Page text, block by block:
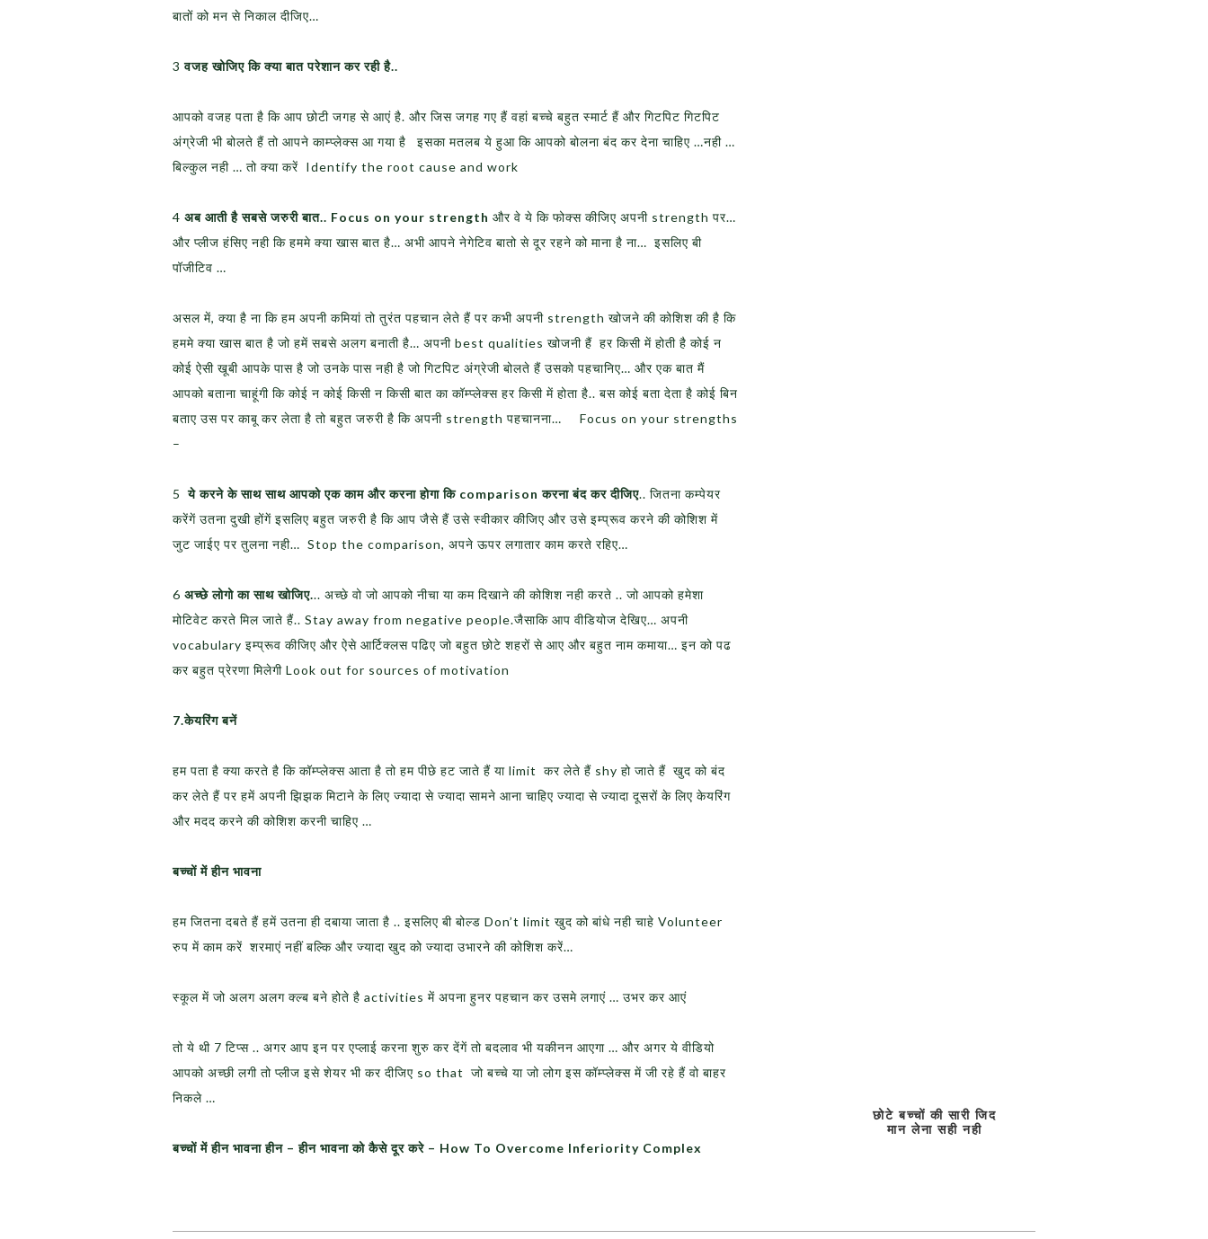
बातों को मन से निकाल दीजिए…
3वजह खोजिए कि क्या बात परेशान कर रही है..
आपको वजह पता है कि आप छोटी जगह से आएं है. और जिस जगह गए हैं वहां बच्चे बहुत स्मार्ट हैं और गिटपिट गिटपिट
अंग्रेजी भी बोलते हैं तो आपने काम्प्लेक्स आ गया है इसका मतलब ये हुआ कि आपको बोलना बंद कर देना चाहिए …नही …
बिल्कुल नही … तो क्या करें Identify the root cause and work
4 अब आती है सबसे जरुरी बात.. Focus on your strength और वे ये कि फोक्स कीजिए अपनी strength पर…
और प्लीज हंसिए नही कि हममे क्या खास बात है… अभी आपने नेगेटिव बातो से दूर रहने को माना है ना… इसलिए बी
पॉजीटिव …
असल में, क्या है ना कि हम अपनी कमियां तो तुरंत पहचान लेते हैं पर कभी अपनी strength खोजने की कोशिश की है कि
हममे क्या खास बात है जो हमें सबसे अलग बनाती है… अपनी best qualities खोजनी हैं हर किसी में होती है कोई न
कोई ऐसी खूबी आपके पास है जो उनके पास नही है जो गिटपिट अंग्रेजी बोलते हैं उसको पहचानिए… और एक बात मैं
आपको बताना चाहूंगी कि कोई न कोई किसी न किसी बात का कॉम्प्लेक्स हर किसी में होता है.. बस कोई बता देता है कोई बिन
बताए उस पर काबू कर लेता है तो बहुत जरुरी है कि अपनी strength पहचानना… Focus on your strengths
–
5ये करने के साथ साथ आपको एक काम और करना होगा कि comparison करना बंद कर दीजिए.. जितना कम्पेयर
करेंगें उतना दुखी होंगें इसलिए बहुत जरुरी है कि आप जैसे हैं उसे स्वीकार कीजिए और उसे इम्प्रूव करने की कोशिश में
जुट जाईए पर तुलना नही… Stop the comparison, अपने ऊपर लगातार काम करते रहिए…
6 अच्छे लोगो का साथ खोजिए... अच्छे वो जो आपको नीचा या कम दिखाने की कोशिश नही करते .. जो आपको हमेशा
मोटिवेट करते मिल जाते हैं.. Stay away from negative people.जैसाकि आप वीडियोज देखिए… अपनी
vocabulary इम्प्रूव कीजिए और ऐसे आर्टिक्लस पढिए जो बहुत छोटे शहरों से आए और बहुत नाम कमाया… इन को पढ
कर बहुत प्रेरणा मिलेगी Look out for sources of motivation
7.केयरिंग बनें
हम पता है क्या करते है कि कॉम्प्लेक्स आता है तो हम पीछे हट जाते हैं या limit कर लेते हैं shy हो जाते हैं खुद को बंद
कर लेते हैं पर हमें अपनी झिझक मिटाने के लिए ज्यादा से ज्यादा सामने आना चाहिए ज्यादा से ज्यादा दूसरों के लिए केयरिंग
और मदद करने की कोशिश करनी चाहिए …
बच्चों में हीन भावना
हम जितना दबते हैं हमें उतना ही दबाया जाता है .. इसलिए बी बोल्ड Don’t limit खुद को बांधे नही चाहे Volunteer
रुप में काम करें शरमाएं नहीं बल्कि और ज्यादा खुद को ज्यादा उभारने की कोशिश करें…
स्कूल में जो अलग अलग क्ल्ब बने होते है activities में अपना हुनर पहचान कर उसमे लगाएं … उभर कर आएं
तो ये थी 7 टिप्स .. अगर आप इन पर एप्लाई करना शुरु कर देंगें तो बदलाव भी यकीनन आएगा … और अगर ये वीडियो
आपको अच्छी लगी तो प्लीज इसे शेयर भी कर दीजिए so that जो बच्चे या जो लोग इस कॉम्प्लेक्स में जी रहे हैं वो बाहर
निकले …
बच्चों में हीन भावना हीन – हीन भावना को कैसे दूर करे – How To Overcome Inferiority Complex
छोटे बच्चों की सारी जिद
मान लेना सही नही